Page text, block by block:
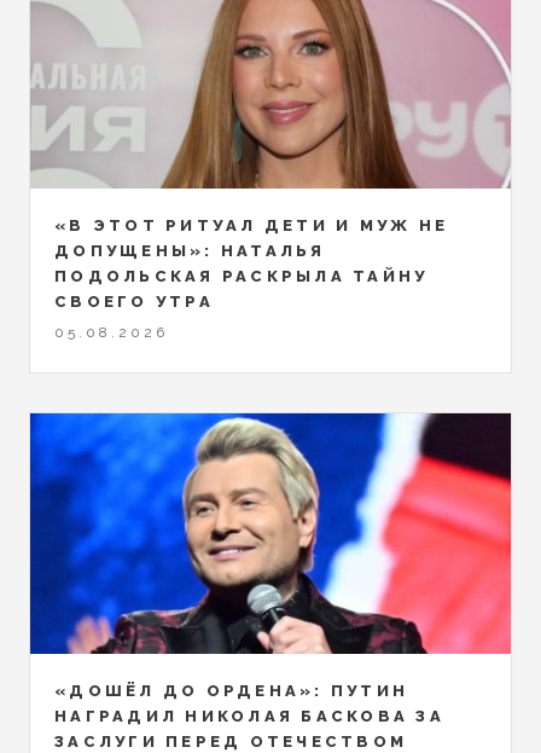
«В ЭТОТ РИТУАЛ ДЕТИ И МУЖ НЕ
ДОПУЩЕНЫ»: НАТАЛЬЯ
ПОДОЛЬСКАЯ РАСКРЫЛА ТАЙНУ
СВОЕГО УТРА
05.08.2026
«ДОШЁЛ ДО ОРДЕНА»: ПУТИН
НАГРАДИЛ НИКОЛАЯ БАСКОВА ЗА
ЗАСЛУГИ ПЕРЕД ОТЕЧЕСТВОМ